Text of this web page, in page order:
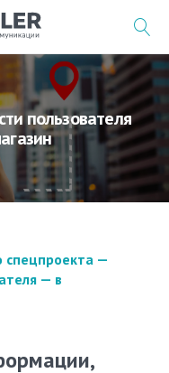
пользователя
спецпроекта —
— в